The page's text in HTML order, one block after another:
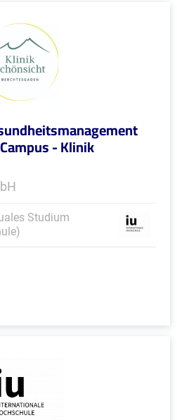
- Klinik
Studium